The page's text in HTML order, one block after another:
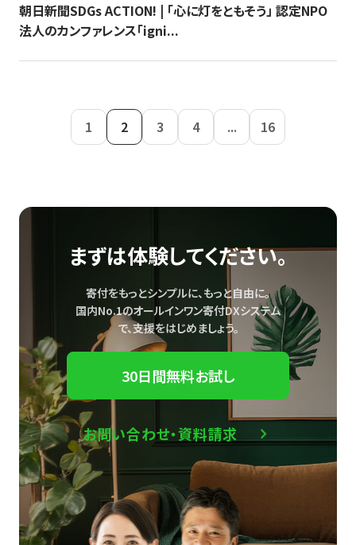
朝日新聞SDGs ACTION! | 「心に灯をともそう」 認定NPO
法人のカンファレンス「igni...
1 2 3 4 ... 16
まずは体験してください。
寄付をもっとシンプルに、もっと自由に。
国内No.1のオールインワン寄付DXシステム
で、支援をはじめましょう。
30日間無料お試し
お問い合わせ・資料請求